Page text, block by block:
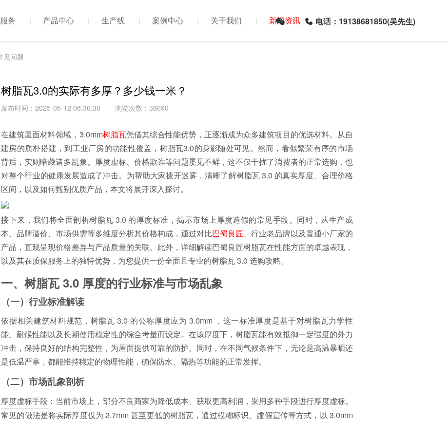
务 产品中心 生产线 案例中心 关于我们 新闻资讯 电话：19138681850(吴先生)
见问题
树脂瓦3.0的实际有多厚？多少钱一米？
发布时间：2025-05-12 08:36:30 浏览次数：38690
在建筑屋面材料领域， 3.0mm树脂瓦凭借其综合性能优势，正逐渐成为众多建筑项目的优选材料。从自
建房的质朴搭建，到工业厂房的功能性覆盖，树脂瓦3.0的身影随处可见。然而，看似繁荣有序的市场
背后，实则暗藏诸多乱象。厚度虚标、价格欺诈等问题屡见不鲜，这不仅干扰了消费者的正常选购，也
对整个行业的健康发展造成了冲击。为帮助大家拨开迷雾，清晰了解树脂瓦 3.0 的真实厚度、合理价格
区间，以及如何甄别优质产品，本文将展开深入探讨。
接下来，我们将全面剖析树脂瓦 3.0 的厚度标准，揭示市场上厚度造假的常见手段。同时，从生产成
本、品牌溢价、市场供需等多维度分析其价格构成，通过对比巴蜀良匠、行业老品牌以及普通小厂家的
产品，直观呈现价格差异与产品质量的关联。此外，详细解读巴蜀良匠树脂瓦在性能方面的卓越表现，
以及其在质保服务上的独特优势，为您提供一份全面且专业的树脂瓦 3.0 选购攻略。
一、树脂瓦 3.0 厚度的行业标准与市场乱象
（一）行业标准解读
依据相关建筑材料规范，树脂瓦 3.0 的公称厚度应为 3.0mm ，这一标准厚度是基于对树脂瓦力学性
能、耐候性能以及长期使用稳定性的综合考量而设定。在该厚度下，树脂瓦能有效抵御一定强度的外力
冲击，保持良好的结构完整性，为屋面提供可靠的防护。同时，在不同气候条件下，无论是高温暴晒还
是低温严寒，都能维持稳定的物理性能，确保防水、隔热等功能的正常发挥。
（二）市场乱象剖析
厚度虚标手段 ：当前市场上，部分不良商家为降低成本、获取更高利润，采用多种手段进行厚度虚标。
常见的做法是将实际厚度仅为 2.7mm 甚至更低的树脂瓦，通过模糊标识、虚假宣传等方式，以 3.0mm